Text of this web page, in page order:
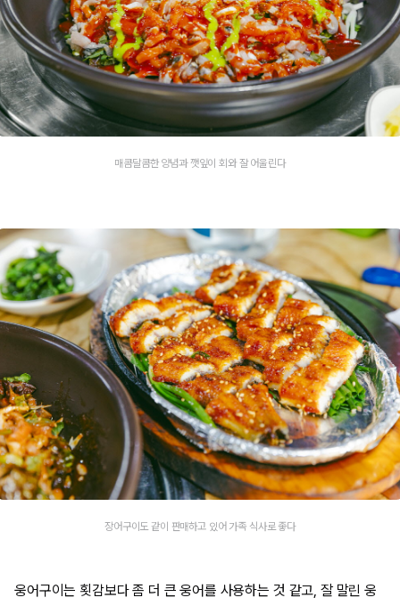
매콤달콤한 양념과 깻잎이 회와 잘 어울린다
장어구이도 같이 판매하고 있어 가족 식사로 좋다
웅어구이는 횟감보다 좀 더 큰 웅어를 사용하는 것 같고, 잘 말린 웅